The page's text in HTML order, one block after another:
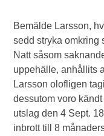
Bemälde Larsson,
sedd stryka omkring
Natt såsom
uppehälle, anhållits
Larsson olofligen
dessutom voro
utslag den 4 Sept.
inbrott till 8